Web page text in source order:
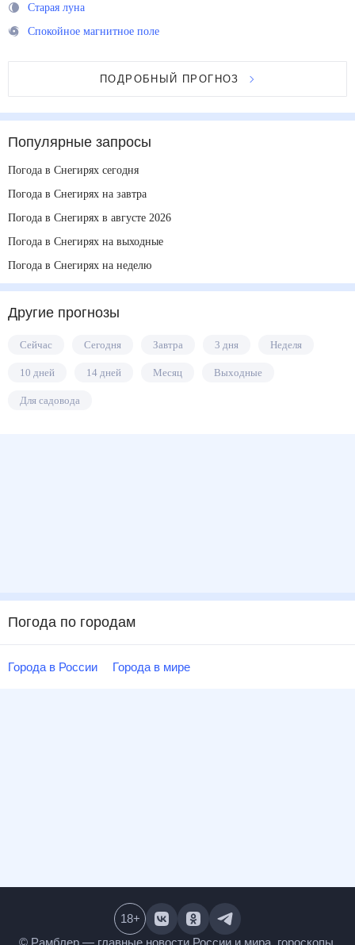
Старая луна
Спокойное магнитное поле
ПОДРОБНЫЙ ПРОГНОЗ
Популярные запросы
Погода в Снегирях сегодня
Погода в Снегирях на завтра
Погода в Снегирях в августе 2026
Погода в Снегирях на выходные
Погода в Снегирях на неделю
Другие прогнозы
Сейчас Сегодня Завтра 3 дня Неделя
10 дней 14 дней Месяц Выходные
Для садовода
Погода по городам
Города в России Города в мире
18+